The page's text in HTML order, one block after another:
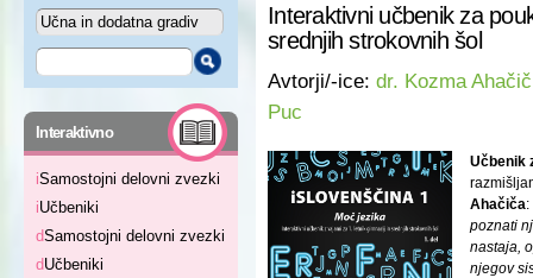
Interaktivno -
iSamostojni delovni zvezki
iUčbeniki
dSamostojni delovni zvezki
dUčbeniki
Interaktivni učbenik za
srednjih strokovnih šol
Avtorji/-ice: dr. Kozma
Puc
Učbenik
Ahačiča:
poznati
nastaja,
njegov